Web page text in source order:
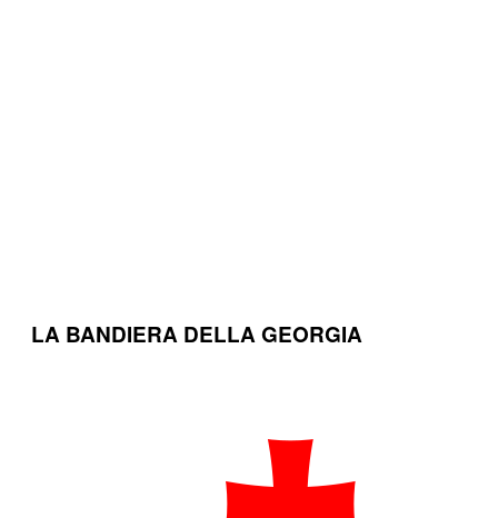
LA BANDIERA DELLA GEORGIA